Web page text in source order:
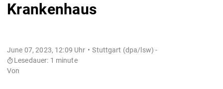
Krankenhaus
June 07, 2023, 12:09 Uhr
Stuttgart (dpa/lsw) -
Lesedauer: 1 minute
Von